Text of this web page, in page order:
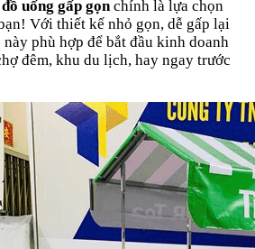
uống gấp gọnchính là lựa chọn
Với thiết kế nhỏ gọn, dễ gấp lại
phù hợp để bắt đầu kinh doanh
đêm, khu du lịch, hay ngay trước